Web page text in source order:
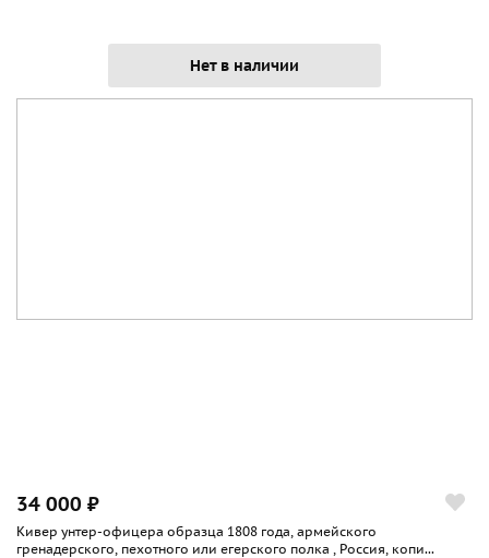
Нет в наличии
34 000 ₽
Кивер унтер-офицера образца 1808 года, армейского
гренадерского, пехотного или егерского полка , Россия, копи...